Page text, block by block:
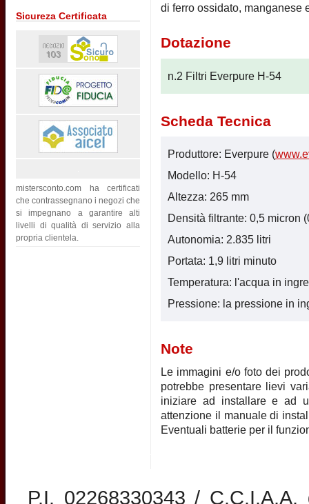
Sicureza Certificata
mistersconto.com ha certificati
che contrassegnano i negozi che
si impegnano a garantire alti
livelli di qualità di servizio alla
propria clientela.
di ferro ossidato, manganese
Dotazione
n.2 Filtri Everpure H-54
Scheda Tecnica
Produttore: Everpure (
Modello: H-54
Altezza: 265 mm
Densità filtrante: 0,5 micron
Autonomia: 2.835 litri
Portata: 1,9 litri minuto
Temperatura: l'acqua in
Pressione: la pressione in
Note
Le immagini e/o foto dei
potrebbe presentare lievi
iniziare ad installare e ad
attenzione il manuale di
Eventuali batterie per il
P.I. 02268330343 /